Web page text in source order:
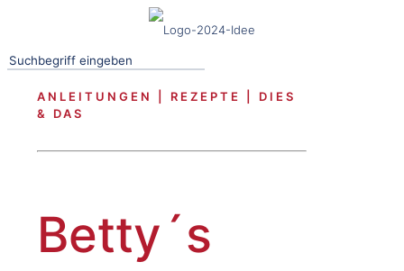
ANLEITUNGEN | REZEPTE | DIES
& DAS
Betty´s